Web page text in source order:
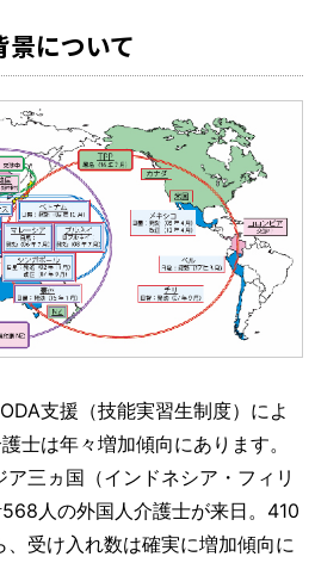
について
支援（技能実習生制度）によ
士は年々増加傾向にあります。
三ヵ国（インドネシア・フィリ
人の外国人介護士が来日。410
受け入れ数は確実に増加傾向に